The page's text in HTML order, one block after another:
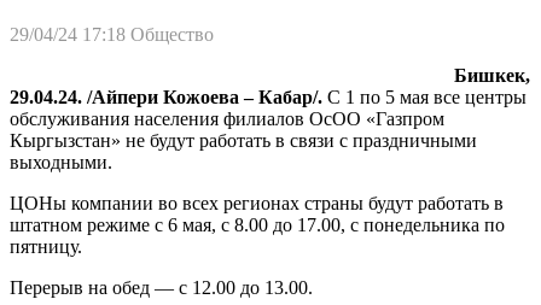
29/04/24 17:18 Общество
Бишкек,
29.04.24. /Айпери Кожоева – Кабар/. C 1 по 5 мая все центры
обслуживания населения филиалов ОсОО «Газпром
Кыргызстан» не будут работать в связи с праздничными
выходными.
ЦОНы компании во всех регионах страны будут работать в
штатном режиме с 6 мая, с 8.00 до 17.00, с понедельника по
пятницу.
Перерыв на обед — с 12.00 до 13.00.